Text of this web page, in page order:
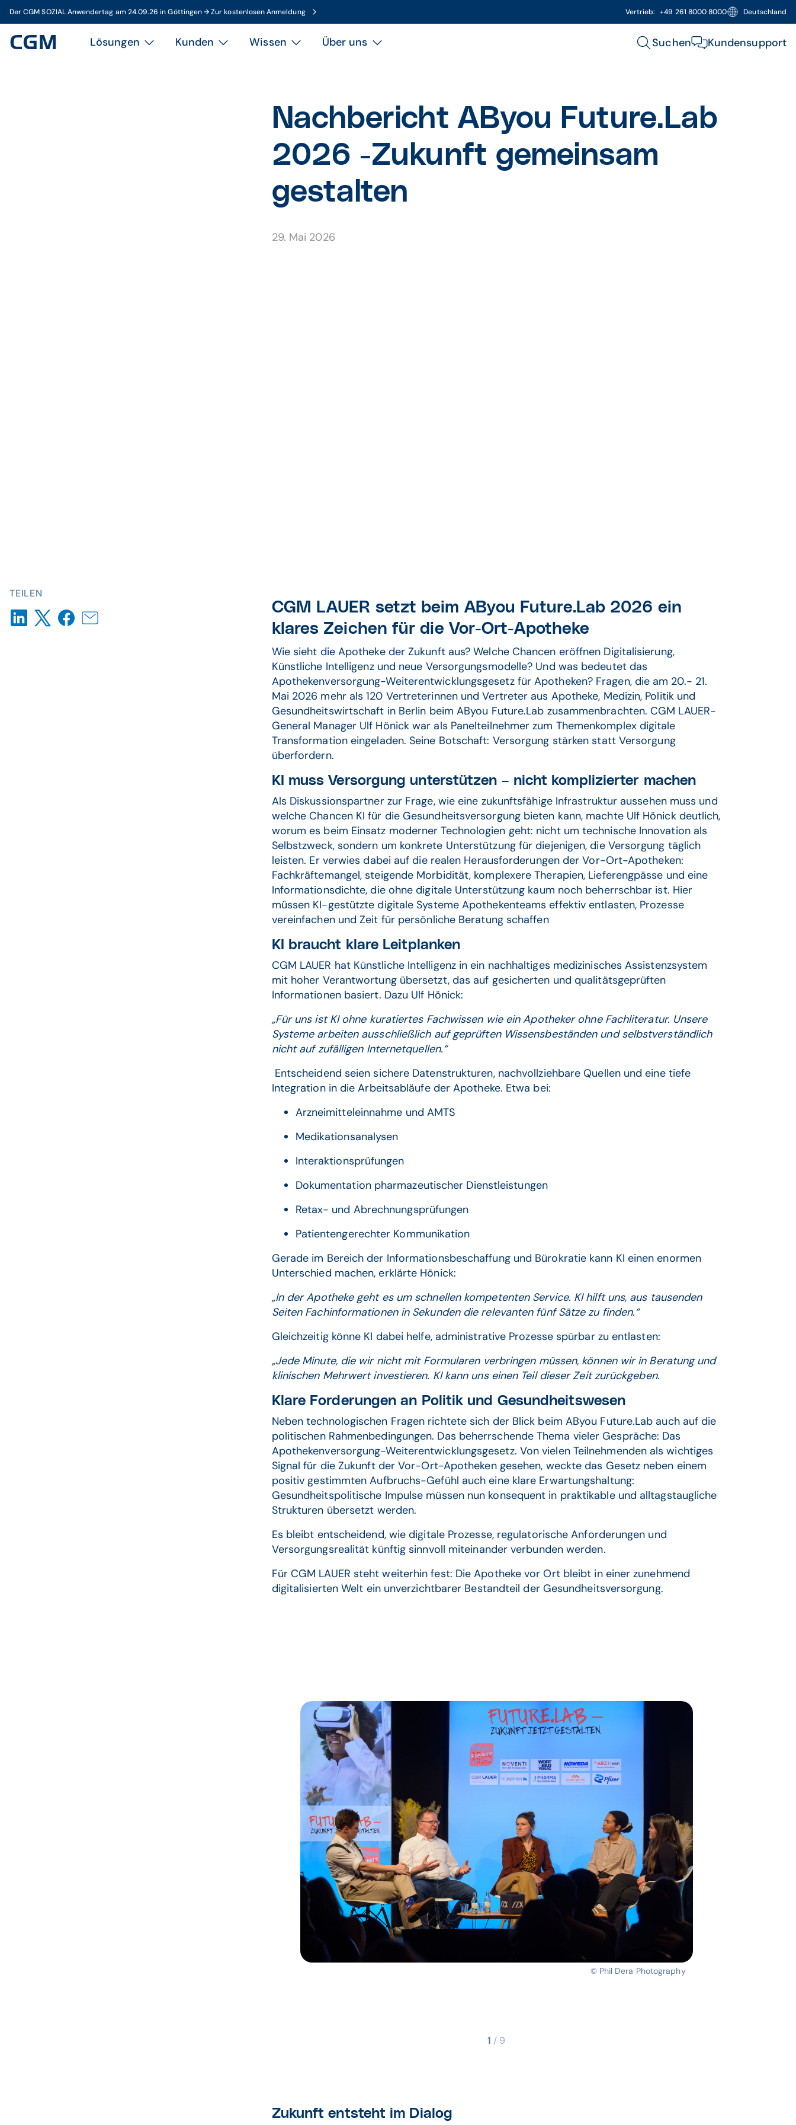
Der CGM SOZIAL Anwendertag am 24.09.26 in Göttingen → Zur kostenlosen Anmeldung Vertrieb: +49 261 8000 8000 Deutschland
Lösungen Kunden Wissen Über uns Suchen Kundensupport
Nachbericht AByou Future.Lab
2026 -Zukunft gemeinsam
gestalten
29. Mai 2026
TEILEN
CGM LAUER setzt beim AByou Future.Lab 2026 ein
klares Zeichen für die Vor-Ort-Apotheke
Wie sieht die Apotheke der Zukunft aus? Welche Chancen eröffnen Digitalisierung,
Künstliche Intelligenz und neue Versorgungsmodelle? Und was bedeutet das
Apothekenversorgung-Weiterentwicklungsgesetz für Apotheken? Fragen, die am 20.- 21.
Mai 2026 mehr als 120 Vertreterinnen und Vertreter aus Apotheke, Medizin, Politik und
Gesundheitswirtschaft in Berlin beim AByou Future.Lab zusammenbrachten. CGM LAUER-
General Manager Ulf Hönick war als Panelteilnehmer zum Themenkomplex digitale
Transformation eingeladen. Seine Botschaft: Versorgung stärken statt Versorgung
überfordern.
KI muss Versorgung unterstützen – nicht komplizierter machen
Als Diskussionspartner zur Frage, wie eine zukunftsfähige Infrastruktur aussehen muss und
welche Chancen KI für die Gesundheitsversorgung bieten kann, machte Ulf Hönick deutlich,
worum es beim Einsatz moderner Technologien geht: nicht um technische Innovation als
Selbstzweck, sondern um konkrete Unterstützung für diejenigen, die Versorgung täglich
leisten. Er verwies dabei auf die realen Herausforderungen der Vor-Ort-Apotheken:
Fachkräftemangel, steigende Morbidität, komplexere Therapien, Lieferengpässe und eine
Informationsdichte, die ohne digitale Unterstützung kaum noch beherrschbar ist. Hier
müssen KI-gestützte digitale Systeme Apothekenteams effektiv entlasten, Prozesse
vereinfachen und Zeit für persönliche Beratung schaffen
KI braucht klare Leitplanken
CGM LAUER hat Künstliche Intelligenz in ein nachhaltiges medizinisches Assistenzsystem
mit hoher Verantwortung übersetzt, das auf gesicherten und qualitätsgeprüften
Informationen basiert. Dazu Ulf Hönick:
„Für uns ist KI ohne kuratiertes Fachwissen wie ein Apotheker ohne Fachliteratur. Unsere
Systeme arbeiten ausschließlich auf geprüften Wissensbeständen und selbstverständlich
nicht auf zufälligen Internetquellen.“
Entscheidend seien sichere Datenstrukturen, nachvollziehbare Quellen und eine tiefe
Integration in die Arbeitsabläufe der Apotheke. Etwa bei:
Arzneimitteleinnahme und AMTS
Medikationsanalysen
Interaktionsprüfungen
Dokumentation pharmazeutischer Dienstleistungen
Retax- und Abrechnungsprüfungen
Patientengerechter Kommunikation
Gerade im Bereich der Informationsbeschaffung und Bürokratie kann KI einen enormen
Unterschied machen, erklärte Hönick:
„In der Apotheke geht es um schnellen kompetenten Service. KI hilft uns, aus tausenden
Seiten Fachinformationen in Sekunden die relevanten fünf Sätze zu finden.“
Gleichzeitig könne KI dabei helfe, administrative Prozesse spürbar zu entlasten:
„Jede Minute, die wir nicht mit Formularen verbringen müssen, können wir in Beratung und
klinischen Mehrwert investieren. KI kann uns einen Teil dieser Zeit zurückgeben.
Klare Forderungen an Politik und Gesundheitswesen
Neben technologischen Fragen richtete sich der Blick beim AByou Future.Lab auch auf die
politischen Rahmenbedingungen. Das beherrschende Thema vieler Gespräche: Das
Apothekenversorgung-Weiterentwicklungsgesetz. Von vielen Teilnehmenden als wichtiges
Signal für die Zukunft der Vor-Ort-Apotheken gesehen, weckte das Gesetz neben einem
positiv gestimmten Aufbruchs-Gefühl auch eine klare Erwartungshaltung:
Gesundheitspolitische Impulse müssen nun konsequent in praktikable und alltagstaugliche
Strukturen übersetzt werden.
Es bleibt entscheidend, wie digitale Prozesse, regulatorische Anforderungen und
Versorgungsrealität künftig sinnvoll miteinander verbunden werden.
Für CGM LAUER steht weiterhin fest: Die Apotheke vor Ort bleibt in einer zunehmend
digitalisierten Welt ein unverzichtbarer Bestandteil der Gesundheitsversorgung.
© Phil Dera Photography
1 / 9
Zukunft entsteht im Dialog